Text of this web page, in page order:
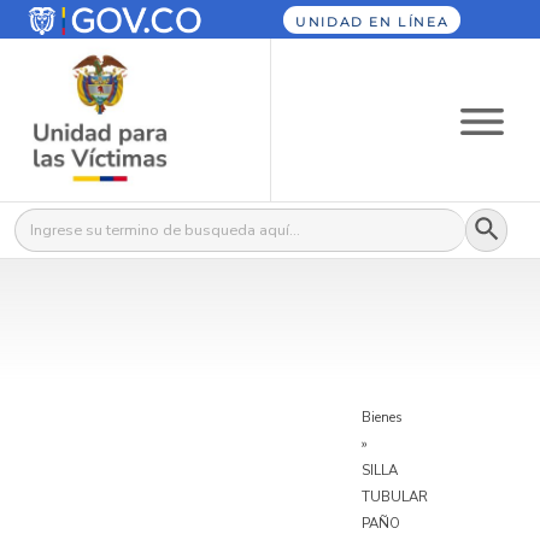
UNIDAD EN LÍNEA
Buscar: Botón
Bienes
»
SILLA
TUBULAR
PAÑO